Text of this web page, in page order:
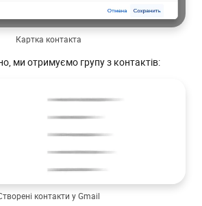
Картка контакта
ми отримуємо групу з контактів:
контакти у Gmail